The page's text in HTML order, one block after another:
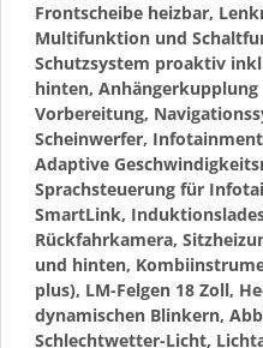
Frontscheibe heizbar,
Multifunktion und
Schutzsystem proaktiv
hinten, Anhängerkupplung
Vorbereitung,
Scheinwerfer,
Adaptive
Sprachsteuerung für
SmartLink,
Rückfahrkamera,
und hinten,
plus), LM-Felgen 18 Zoll,
dynamischen Blinkern,
Schlechtwetter-Licht,